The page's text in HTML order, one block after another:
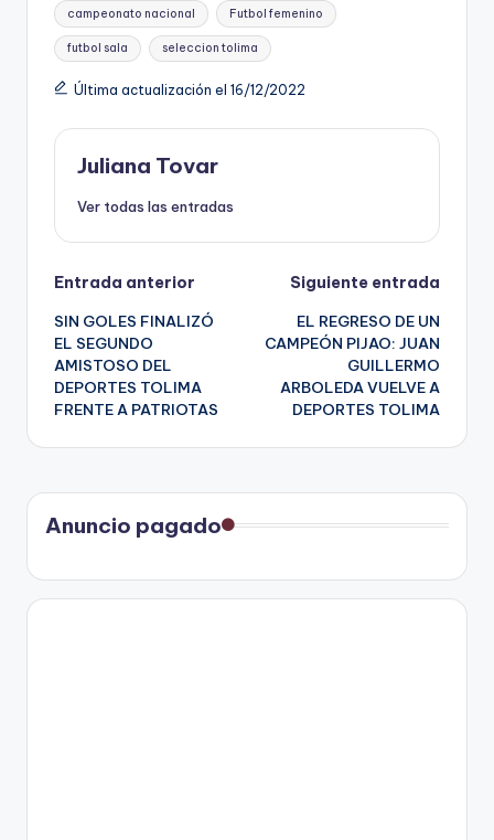
Etiquetas:
campeonato nacional Futbol femenino
futbol sala seleccion tolima
Última actualización el 16/12/2022
Juliana Tovar
Ver todas las entradas
Navegación
de
entradas
Entrada anterior
SIN GOLES FINALIZÓ
EL SEGUNDO
AMISTOSO DEL
DEPORTES TOLIMA
FRENTE A PATRIOTAS
Siguiente entrada
EL REGRESO DE UN
CAMPEÓN PIJAO: JUAN
GUILLERMO
ARBOLEDA VUELVE A
DEPORTES TOLIMA
Anuncio pagado